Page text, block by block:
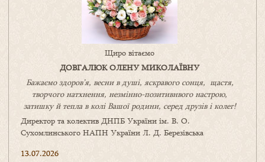
Щиро вітаємо
ДОВГАЛЮК ОЛЕНУ МИКОЛАЇВНУ
Бажаємо здоров’я, весни в душі, яскравого сонця, щастя,
творчого натхнення, незмінно-позитивнвого настрою,
затишкуйтепла в коліВашоїродини, серед друзів і колег!
Директор та колектив ДНПБ України ім. В. О.
Сухомлинського НАПН України Л. Д. Березівська
13.07.2026